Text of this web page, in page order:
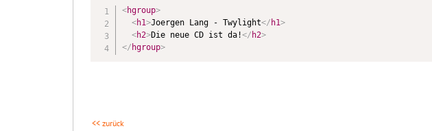
<hgroup>
<h1>Joergen Lang - Twylight</ h1>
<h2>Die neue CD ist da!</ h2>
</ hgroup>
<< zurück